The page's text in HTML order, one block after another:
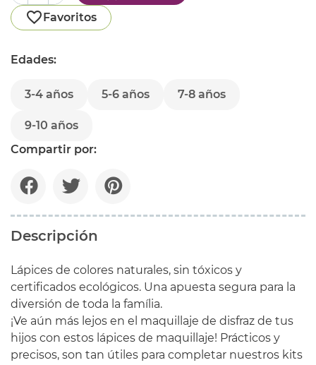
Favoritos
Edades:
3-4 años 5-6 años 7-8 años
9-10 años
Compartir por:
Descripción
Lápices de colores naturales, sin tóxicos y
certificados ecológicos. Una apuesta segura para la
diversión de toda la família.
¡Ve aún más lejos en el maquillaje de disfraz de tus
hijos con estos lápices de maquillaje! Prácticos y
precisos, son tan útiles para completar nuestros kits